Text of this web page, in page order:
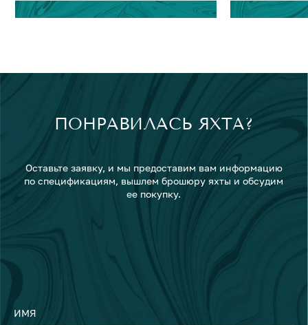
ПОНРАВИЛАСЬ ЯХТА?
Оставьте заявку, и мы предоставим вам информацию
по спецификациям, вышлем брошюру яхты и обсудим
ее покупку.
ИМЯ